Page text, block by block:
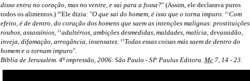
disso entra no coração, mas no ventre, e sai para a fossa?" (Assim, ele declarava puros
todos os alimentos.) 20Ele dizia: "O que sai do homem, é isso que o torna impuro. 21Com
efeito, é de dentro, do coração dos homens que saem as intenções malignas: prostituições,
roubos, assassínios,
22adultérios, ambições desmedidas, maldades, malícia, devassidão,
inveja, difamação, arrogância, insensatez.
23Todas essas coisas más saem de dentro do
homem e o tornam impuro".
Bíblia de Jerusalém. 4ª impressão, 2006. São Paulo - SP. Paulus Editora. Mc 7, 14 - 23.